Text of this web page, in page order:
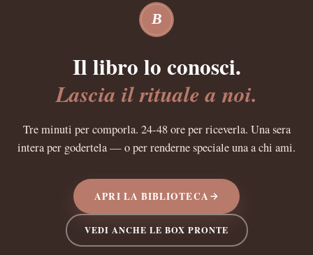
B
Il libro lo conosci.
Lascia il rituale a noi.
Tre minuti per comporla. 24-48 ore per riceverla. Una sera
intera per godertela — o per renderne speciale una a chi ami.
APRI LA BIBLIOTECA
VEDI ANCHE LE BOX PRONTE